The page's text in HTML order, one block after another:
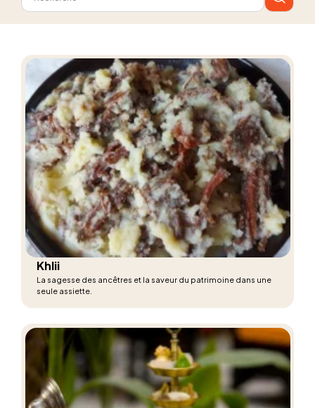
Khlii
La sagesse des ancêtres et la saveur du patrimoine dans une
seule assiette.